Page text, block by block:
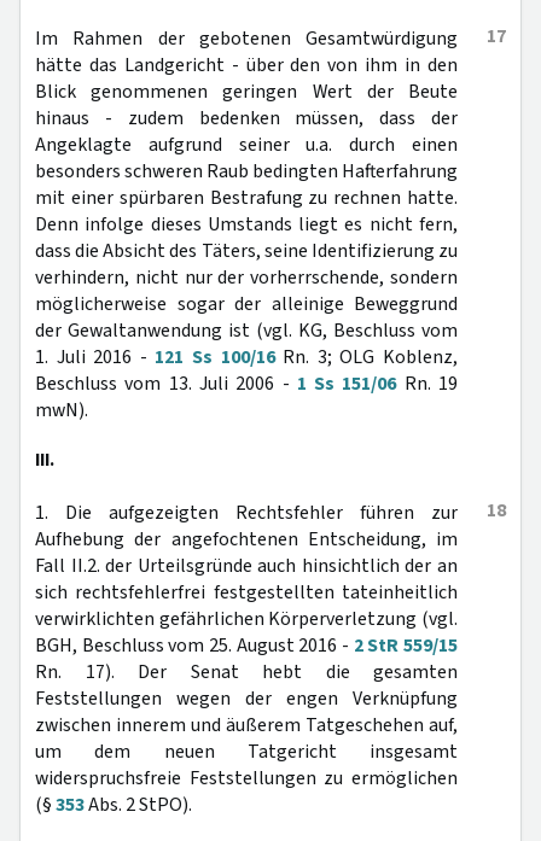
17
Im Rahmen der gebotenen Gesamtwürdigung
hätte das Landgericht - über den von ihm in den
Blick genommenen geringen Wert der Beute
hinaus - zudem bedenken müssen, dass der
Angeklagte aufgrund seiner u.a. durch einen
besonders schweren Raub bedingten Hafterfahrung
mit einer spürbaren Bestrafung zu rechnen hatte.
Denn infolge dieses Umstands liegt es nicht fern,
dass die Absicht des Täters, seine Identifizierung zu
verhindern, nicht nur der vorherrschende, sondern
möglicherweise sogar der alleinige Beweggrund
der Gewaltanwendung ist (vgl. KG, Beschluss vom
1. Juli 2016 - 121 Ss 100/16Rn. 3; OLG Koblenz,
Beschluss vom 13. Juli 2006 - 1 Ss 151/06Rn. 19
mwN).
III.
18
1. Die aufgezeigten Rechtsfehler führen zur
Aufhebung der angefochtenen Entscheidung, im
Fall II.2. der Urteilsgründe auch hinsichtlich der an
sich rechtsfehlerfrei festgestellten tateinheitlich
verwirklichten gefährlichen Körperverletzung (vgl.
BGH, Beschluss vom 25. August 2016 - 2 StR 559/15
Rn. 17). Der Senat hebt die gesamten
Feststellungen wegen der engen Verknüpfung
zwischen innerem und äußerem Tatgeschehen auf,
um dem neuen Tatgericht insgesamt
widerspruchsfreie Feststellungen zu ermöglichen
(§353Abs. 2 StPO).